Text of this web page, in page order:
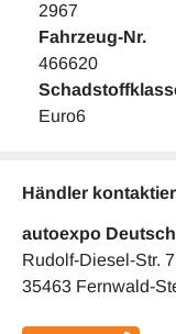
2967
Fahrzeug-Nr.
466620
Euro6
Händler
autoexpo
Rudolf-Diesel-Str. 7
35463 Fernwald-